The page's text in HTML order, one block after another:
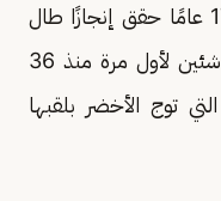
يذكر أن المنتخب السعودي تحت 17 عامًا حقق إنجازًا طال
انتظاره بالتواجد في كأس العالم للناشئين لأول مرة منذ 36
عامًا وبالتحديد من نسخة 1989 التي توج الأخضر بلقبها